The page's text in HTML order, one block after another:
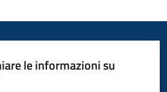
le informazioni su